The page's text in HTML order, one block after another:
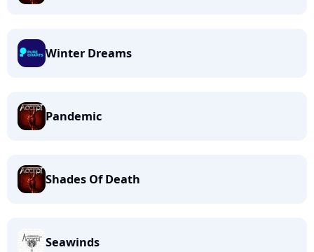
Winter Dreams
Pandemic
Shades Of Death
Seawinds